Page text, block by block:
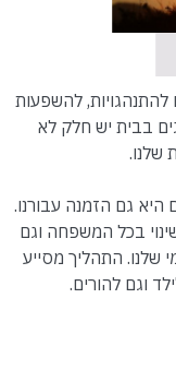
להתנהגויות, להשפעות
בבית יש חלק לא
שלנו.
גם הזמנה עבורנו.
בכל המשפחה וגם
שלנו. התהליך מסייע
וגם להורים.